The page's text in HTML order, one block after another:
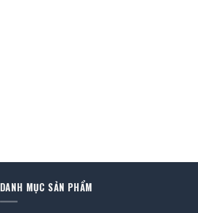
DANH MỤC SẢN PHẨM